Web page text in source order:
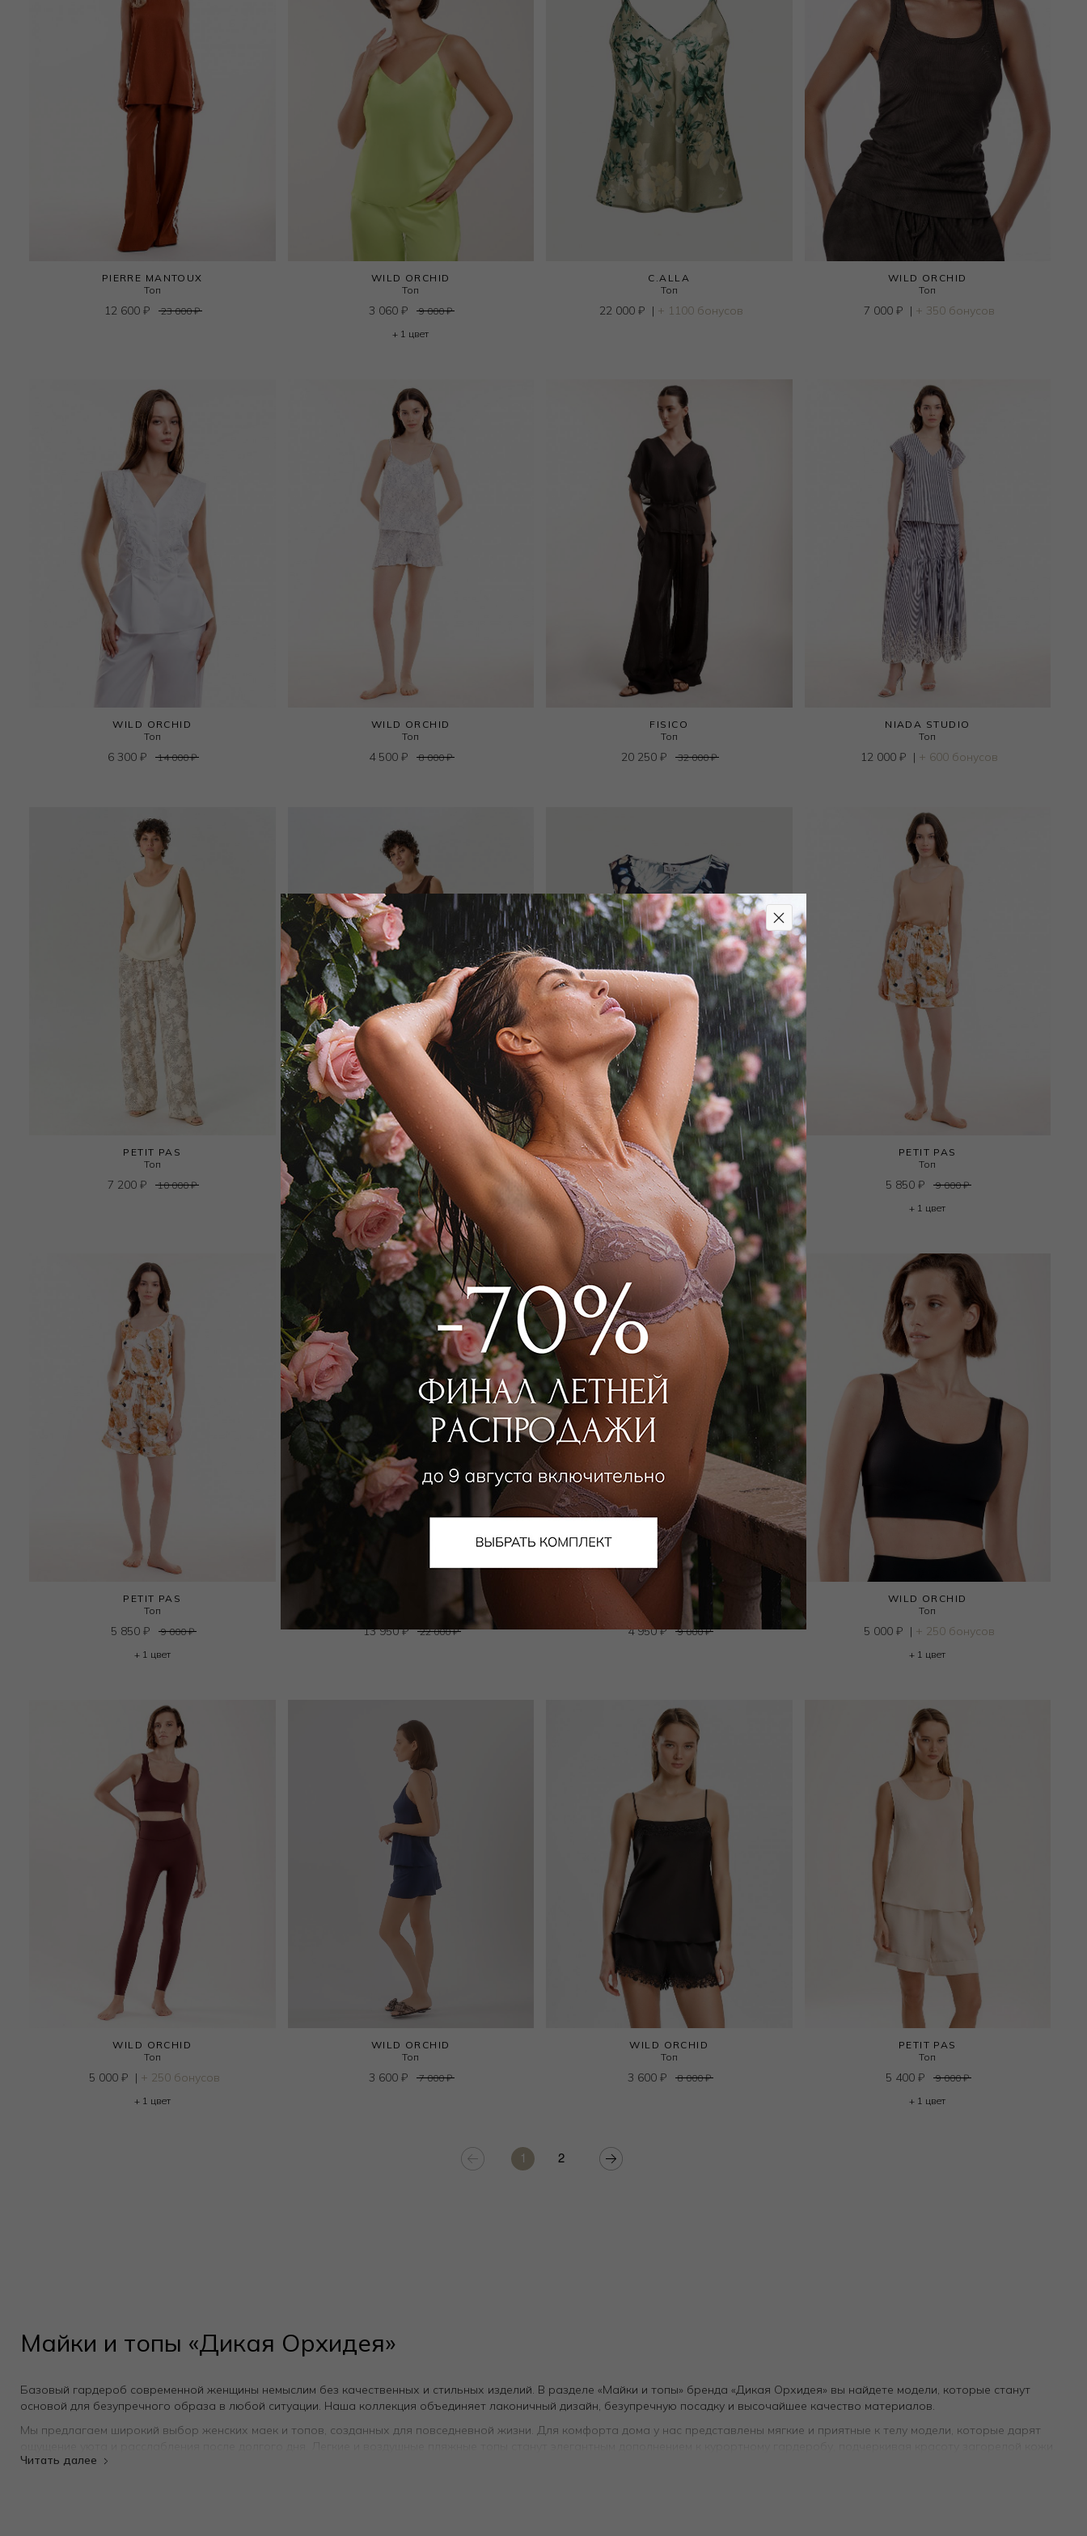
PIERRE MANTOUX
Топ
12 600₽ 23 000₽
WILD ORCHID
Топ
3 060₽ 9 000₽
+ 1 цвет
C.ALLA
Топ
22 000 ₽ | + 1100 бонусов
WILD ORCHID
Топ
7 000₽ | + 350 бонусов
WILD ORCHID
Топ
6 300₽ 14 000₽
WILD ORCHID
Топ
4 500₽ 8 000₽
FISICO
Топ
20 250₽ 32 000₽
NIADA STUDIO
Топ
12 000₽ | + 600 бонусов
PETIT PAS
Топ
7 200₽ 10 000₽
PETIT PAS
Топ
7 200 10 000
PETIT PAS
Топ
5 850₽ 9 000 ₽
+ 1 цвет
PETIT PAS
Топ
5 850₽ 9 000₽
+ 1 цвет
PETIT PAS
Топ
5 850 ₽ 9 000₽
+ 1 цвет
13 950₽ 22 000₽
WILD ORCHID
4 950₽ 9 000₽
WILD ORCHID
Топ
5 000₽ | + 250 бонусов
+ 1 цвет
WILD ORCHID
Топ
5 000 ₽ | + 250 бонусов
+ 1 цвет
WILD ORCHID
Топ
3 600₽ 7 000₽
WILD ORCHID
Топ
3 600 ₽ 8 000₽
PETIT PAS
Топ
5 400₽ 9 000₽
+ 1 цвет
1 2
Майки и топы «Дикая Орхидея»
Базовый гардероб современной женщины немыслим без качественных и стильных изделий. В разделе «Майки и топы» бренда «Дикая Орхидея» вы найдете модели, которые станут
основой для безупречного образа в любой ситуации. Наша коллекция объединяет лаконичный дизайн, безупречную посадку и высочайшее качество материалов.
Мы предлагаем широкий выбор женских маек и топов, созданных для повседневной жизни. Для комфорта дома у нас представлены мягкие и приятные к телу модели, которые дарят
Особое место в ассортименте занимают модели из натурального шелка. Работая с премиум брендами и проверенными поставщиками, «Дикая Орхидея» предлагает роскошные топы из